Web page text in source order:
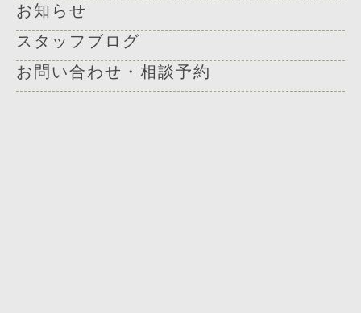
お知らせ
スタッフブログ
お問い合わせ・相談予約